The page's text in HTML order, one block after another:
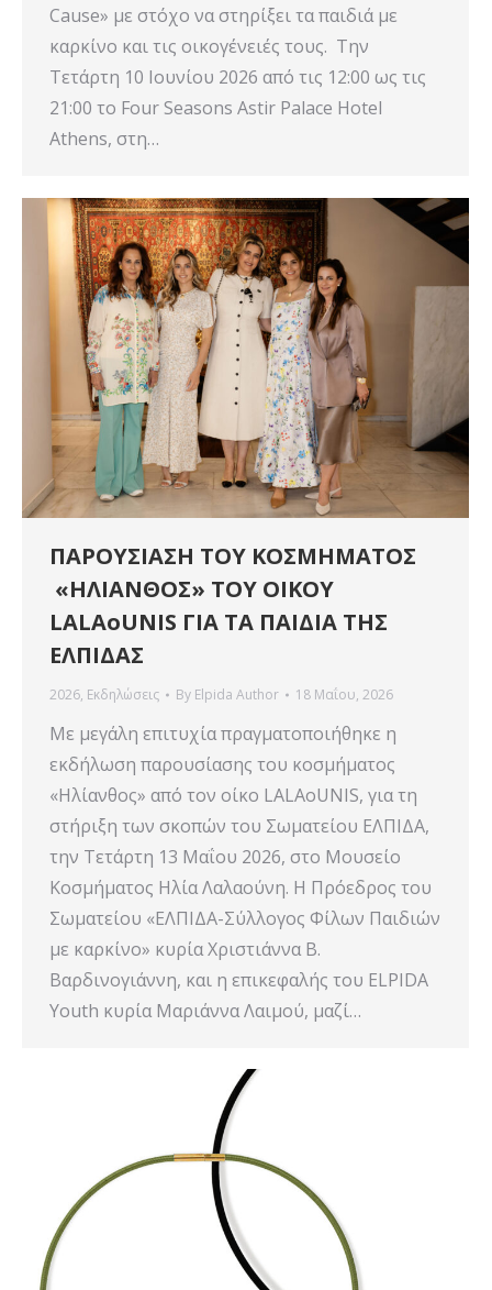
Cause» με στόχο να στηρίξει τα παιδιά με
καρκίνο και τις οικογένειές τους. Την
Τετάρτη 10 Ιουνίου 2026 από τις 12:00 ως τις
21:00 το Four Seasons Astir Palace Hotel
Athens, στη…
ΠΑΡΟΥΣΙΑΣΗ ΤΟΥ ΚΟΣΜΗΜΑΤΟΣ
«ΗΛΙΑΝΘΟΣ» ΤΟΥ ΟΙΚΟΥ
LALAoUNIS ΓΙΑ ΤΑ ΠΑΙΔΙΑ ΤΗΣ
ΕΛΠΙΔΑΣ
2026, Εκδηλώσεις By Elpida Author 18 Μαΐου, 2026
Με μεγάλη επιτυχία πραγματοποιήθηκε η
εκδήλωση παρουσίασης του κοσμήματος
«Ηλίανθος» από τον οίκο LALAoUNIS, για τη
στήριξη των σκοπών του Σωματείου ΕΛΠΙΔΑ,
την Τετάρτη 13 Μαΐου 2026, στο Μουσείο
Κοσμήματος Ηλία Λαλαούνη. Η Πρόεδρος του
Σωματείου «ΕΛΠΙΔΑ-Σύλλογος Φίλων Παιδιών
με καρκίνο» κυρία Χριστιάννα Β.
Βαρδινογιάννη, και η επικεφαλής του ELPIDA
Youth κυρία Μαριάννα Λαιμού, μαζί…